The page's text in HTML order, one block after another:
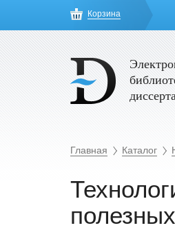
Корзина
Главная Каталог